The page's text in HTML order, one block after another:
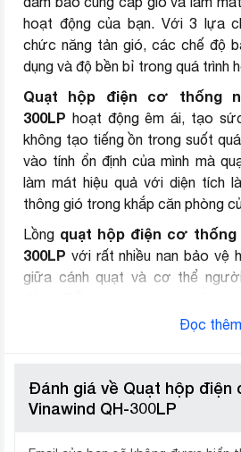
hoạt động của bạn. Với 3 lựa
chức năng tản gió, các chế độ
dụng và độ bền bỉ trong quá trình
Quạt hộp điện cơ thống
300LP hoạt động êm ái, tạo
không tạo tiếng ồn trong suốt
vào tính ổn định của mình mà
làm mát hiệu quả với diện tích
thông gió trong khắp căn phòng
Lồng quạt hộp điện cơ thống
300LP với rất nhiều nan bảo vệ
giữa cánh quạt và cơ thể
suốt quá trình sử dụng, nhất là
nạn xảy ra do cháy nổ.
Đọc thêm
Đánh giá về Quạt hộp điện
Vinawind QH-300LP